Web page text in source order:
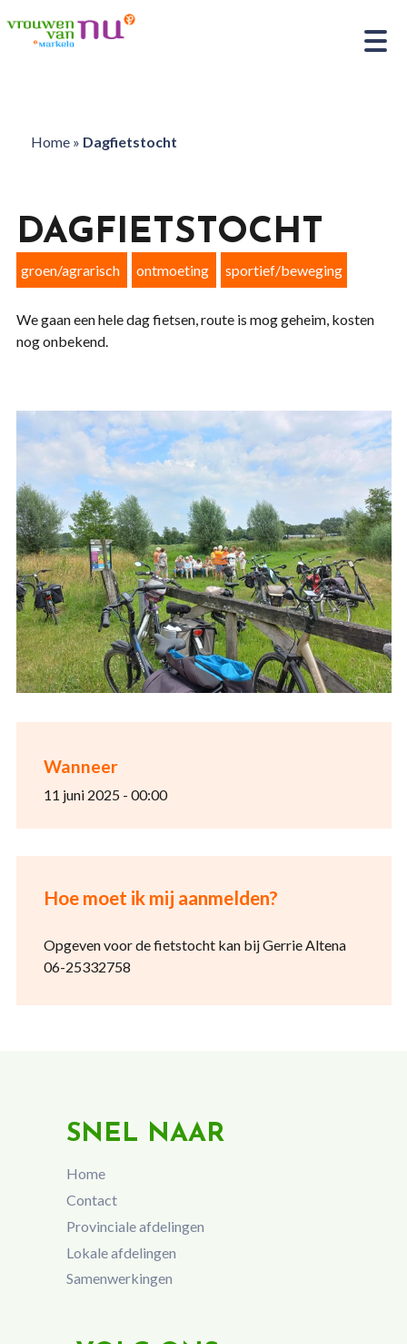
Home» Dagfietstocht
Wanneer
11 juni 2025 - 00:00
Hoe moet ik mij aanmelden?
Opgeven voor de fietstocht kan bij Gerrie Altena
06-25332758
DAGFIETSTOCHT
groen/agrarisch ontmoeting sportief/beweging
We gaan een hele dag fietsen, route is mog geheim, kosten
nog onbekend.
SNEL NAAR
Home
Contact
Provinciale afdelingen
Lokale afdelingen
Samenwerkingen